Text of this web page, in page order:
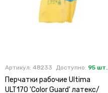
Артикул: 48233 Доступно: 95 шт.
Перчатки рабочие Ultima
ULT170 'Color Guard' латекс/